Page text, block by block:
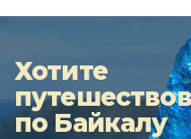
Хотите
по Байкалу